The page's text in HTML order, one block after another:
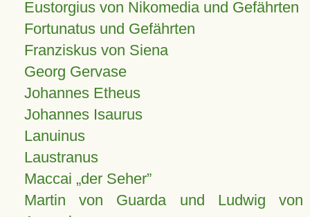
Eustorgius von Nikomedia und Gefährten
Fortunatus und Gefährten
Franziskus von Siena
Georg Gervase
Johannes Etheus
Johannes Isaurus
Lanuinus
Laustranus
Maccai „der Seher”
Martin von Guarda und Ludwig von